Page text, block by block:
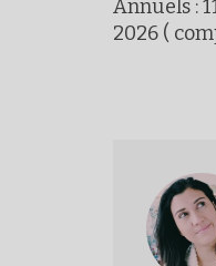
Annuels :
2026 (